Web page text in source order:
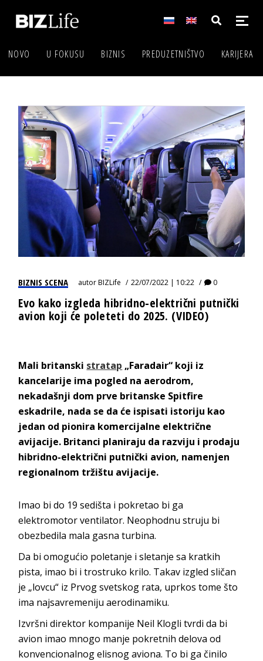
NOVO U FOKUSU BIZNIS PREDUZETNIŠTVO KARIJERA
BIZNIS SCENA autorBIZLife 22/07/2022 | 10:22 0
Evo kako izgleda hibridno-električni putnički
avion koji će poleteti do 2025. (VIDEO)
Mali britanski stratap „Faradair“ koji iz
kancelarije ima pogled na aerodrom,
nekadašnji dom prve britanske Spitfire
eskadrile, nada se da će ispisati istoriju kao
jedan od pionira komercijalne električne
avijacije. Britanci planiraju da razviju i prodaju
hibridno-električni putnički avion, namenjen
regionalnom tržištu avijacije.
Imao bi do 19 sedišta i pokretao bi ga
elektromotor ventilator. Neophodnu struju bi
obezbedila mala gasna turbina.
Da bi omogućio poletanje i sletanje sa kratkih
pista, imao bi i trostruko krilo. Takav izgled sličan
je „lovcu“ iz Prvog svetskog rata, uprkos tome što
ima najsavremeniju aerodinamiku.
Izvršni direktor kompanije Neil Klogli tvrdi da bi
avion imao mnogo manje pokretnih delova od
konvencionalnog elisnog aviona. To bi ga činilo